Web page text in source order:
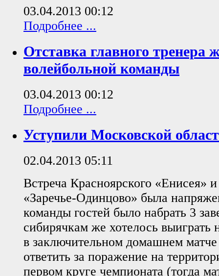
03.04.2013 00:12
Подробнее ...
Отставка главного тренера
волейбольной команды
03.04.2013 00:12
Подробнее ...
Уступили Московской
02.04.2013 05:11
Встреча Красноярского «Енисея»
«Заречье-Одинцово» была
команды гостей было набрать 3
сибирячкам же хотелось выиграть
в заключительном домашнем матче
ответить за поражение на
первом круге чемпионата (тогда